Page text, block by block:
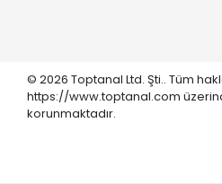
© 2026 Toptanal Ltd. Şti.. Tüm
https://www.toptanal.com
korunmaktadır.